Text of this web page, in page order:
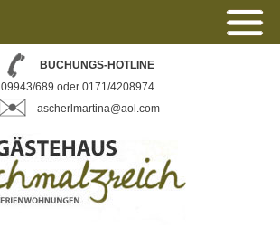
BUCHUNGS-HOTLINE
09943/689 oder 0171/4208974
ascherlmartina@aol.com